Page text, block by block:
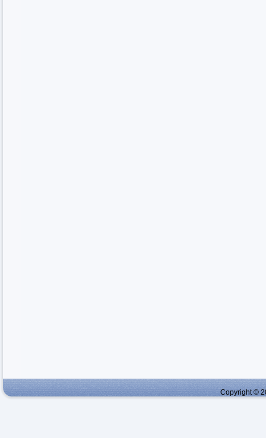
Copyright ©